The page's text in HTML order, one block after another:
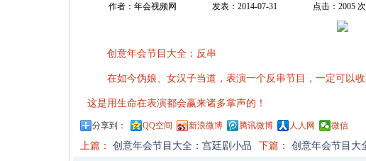
作者：年会视频网 发表：2014-07-31 点击：2005 次
创意年会节目大全：反串
在如今伪娘、女汉子当道，表演一个反串节目，一定可以
这是用生命在表演都会赢来诸多掌声的！
分享到： QQ空间 新浪微博 腾讯微博 人人网 微信
上篇： 创意年会节目大全：宫廷剧小品 下篇： 创意年会节目大